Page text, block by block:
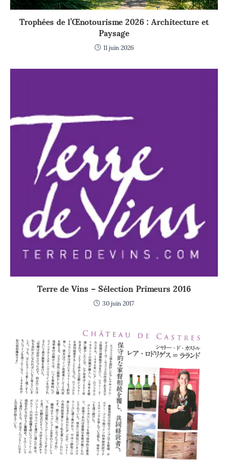
Trophées de l’Œnotourisme 2026 : Architecture et
Paysage
11 juin 2026
Terre de Vins – Sélection Primeurs 2016
30 juin 2017